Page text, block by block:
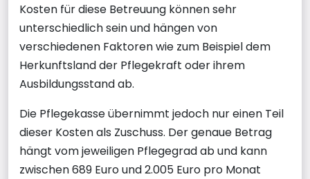
Kosten für diese Betreuung können sehr
unterschiedlich sein und hängen von
verschiedenen Faktoren wie zum Beispiel dem
Herkunftsland der Pflegekraft oder ihrem
Ausbildungsstand ab.
Die Pflegekasse übernimmt jedoch nur einen Teil
dieser Kosten als Zuschuss. Der genaue Betrag
hängt vom jeweiligen Pflegegrad ab und kann
zwischen 689 Euro und 2.005 Euro pro Monat